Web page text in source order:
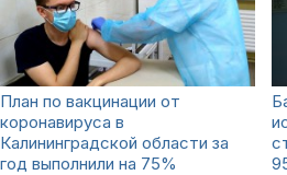
План по вакцинации от
коронавируса в
Калининградской области за
год выполнили на 75%